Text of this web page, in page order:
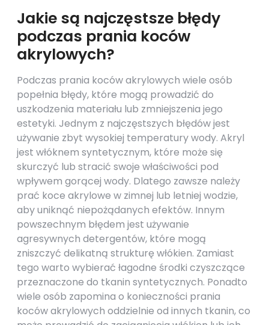
Jakie są najczęstsze błędy
podczas prania koców
akrylowych?
Podczas prania koców akrylowych wiele osób
popełnia błędy, które mogą prowadzić do
uszkodzenia materiału lub zmniejszenia jego
estetyki. Jednym z najczęstszych błędów jest
używanie zbyt wysokiej temperatury wody. Akryl
jest włóknem syntetycznym, które może się
skurczyć lub stracić swoje właściwości pod
wpływem gorącej wody. Dlatego zawsze należy
prać koce akrylowe w zimnej lub letniej wodzie,
aby uniknąć niepożądanych efektów. Innym
powszechnym błędem jest używanie
agresywnych detergentów, które mogą
zniszczyć delikatną strukturę włókien. Zamiast
tego warto wybierać łagodne środki czyszczące
przeznaczone do tkanin syntetycznych. Ponadto
wiele osób zapomina o konieczności prania
koców akrylowych oddzielnie od innych tkanin, co